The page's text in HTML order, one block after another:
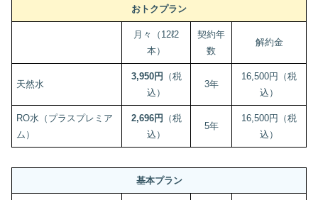
おトクプラン
月々（12ℓ2
本）
契約年
数
解約金
天然水
3,950円 （税
込）
3年
16,500円（税
込）
RO水（プラスプレミア
ム）
2,696円 （税
込）
5年
16,500円（税
込）
基本プラン